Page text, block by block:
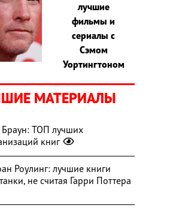
лучшие
фильмы и
сериалы с
Сэмом
Уортингтоном
МАТЕРИАЛЫ
ТОП лучших
книг
Роулинг: лучшие книги
не считая Гарри Поттера